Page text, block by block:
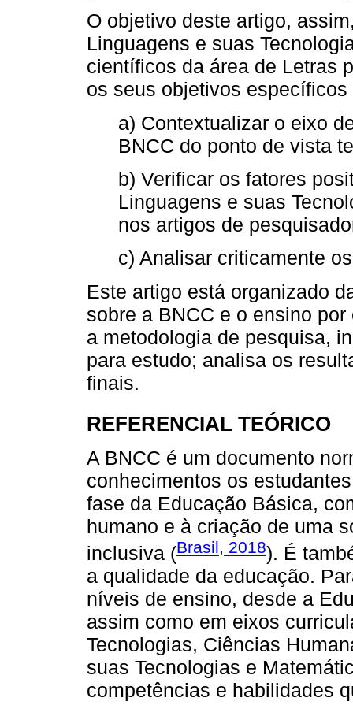
O objetivo deste artigo,
Linguagens e suas
científicos da área de Letras
os seus objetivos específicos
a) Contextualizar o eixo
BNCC do ponto de vista
b) Verificar os fatores
Linguagens e suas
nos artigos de
c) Analisar criticamente
Este artigo está organizado
sobre a BNCC e o ensino
a metodologia de pesquisa,
para estudo; analisa os
finais.
REFERENCIAL TEÓRICO
A BNCC é um documento
conhecimentos os
fase da Educação Básica,
humano e à criação de uma
inclusiva (Brasil, 2018). É
a qualidade da educação.
níveis de ensino, desde a
assim como em eixos
Tecnologias, Ciências
suas Tecnologias e
competências e habilidades